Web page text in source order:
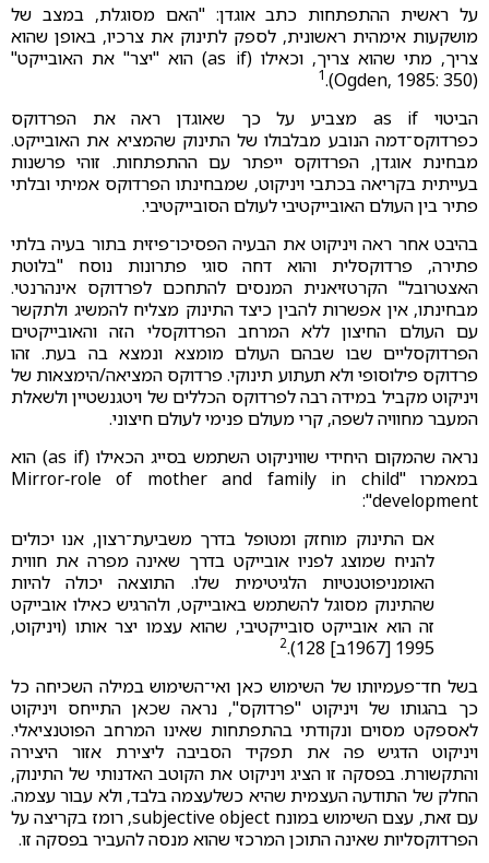
על ראשית ההתפתחות כתב אוגדן: "האם מסוגלת, במצב של
מושקעות אימהית ראשונית, לספק לתינוק את צרכיו, באופן שהוא
צריך, מתי שהוא צריך, וכאילו (as if) הוא "יצר" את האובייקט"
(Ogden, 1985: 350)
.
1
הביטוי as if מצביע על כך שאוגדן ראה את הפרדוקס
כפרדוקס־דמה הנובע מבלבולו של התינוק שהמציא את האובייקט.
מבחינת אוגדן, הפרדוקס ייפתר עם ההתפתחות. זוהי פרשנות
בעייתית בקריאה בכתבי ויניקוט, שמבחינתו הפרדוקס אמיתי ובלתי
פתיר בין העולם האובייקטיבי לעולם הסובייקטיבי.
בהיבט אחר ראה ויניקוט את הבעיה הפסיכו־פיזית בתור בעיה בלתי
פתירה, פרדוקסלית והוא דחה סוגי פתרונות נוסח "בלוטת
האצטרובל" הקרטזיאנית המנסים להתחכם לפרדוקס אינהרנטי.
מבחינתו, אין אפשרות להבין כיצד התינוק מצליח להמשיג ולתקשר
עם העולם החיצון ללא המרחב הפרדוקסלי הזה והאובייקטים
הפרדוקסליים שבו שבהם העולם מומצא ונמצא בה בעת. זהו
פרדוקס פילוסופי ולא תעתוע תינוקי. פרדוקס המציאה/הימצאות של
ויניקוט מקביל במידה רבה לפרדוקס הכללים של ויטגנשטיין ולשאלת
המעבר מחוויה לשפה, קרי מעולם פנימי לעולם חיצוני.
נראה שהמקום היחידי שוויניקוט השתמש בסייג הכאילו (as if) הוא
במאמרו "Mirror‑role of mother and family in child
development":
אם התינוק מוחזק ומטופל בדרך משביעת־רצון, אנו יכולים
להניח שמוצג לפניו אובייקט בדרך שאינה מפרה את חווית
האומניפוטנטיות הלגיטימית שלו. התוצאה יכולה להיות
שהתינוק מסוגל להשתמש באובייקט, ולהרגיש כאילו אובייקט
זה הוא אובייקט סובייקטיבי, שהוא עצמו יצר אותו (ויניקוט,
1995 [1967ב] 128).
2
בשל חד־פעמיותו של השימוש כאן ואי־השימוש במילה השכיחה כל
כך בהגותו של ויניקוט "פרדוקס", נראה שכאן התייחס ויניקוט
לאספקט מסוים ונקודתי בהתפתחות שאינו המרחב הפוטנציאלי.
ויניקוט הדגיש פה את תפקיד הסביבה ליצירת אזור היצירה
והתקשורת. בפסקה זו הציג ויניקוט את הקוטב האדנותי של התינוק,
החלק של התודעה העצמית שהיא כשלעצמה בלבד, ולא עבור עצמה.
עם זאת, עצם השימוש במונח subjective object, רומז בקריצה על
הפרדוקסליות שאינה התוכן המרכזי שהוא מנסה להעביר בפסקה זו.